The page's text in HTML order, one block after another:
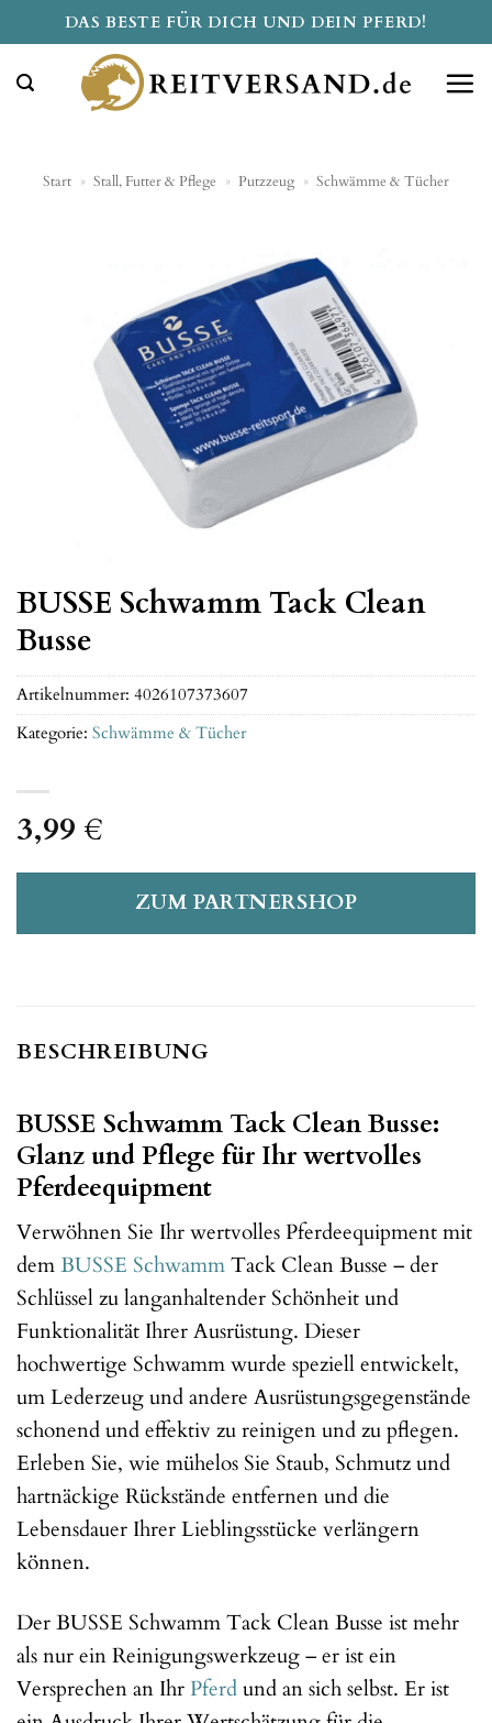
Inhalt
springen
DAS BESTE FÜR DICH UND DEIN PFERD!
Start » Stall, Futter & Pflege » Putzzeug » Schwämme & Tücher
BUSSE Schwamm Tack Clean
Busse
3,99 €
ZUM PARTNERSHOP
Artikelnummer: 4026107373607
Kategorie: Schwämme & Tücher
BESCHREIBUNG
BUSSE Schwamm Tack Clean Busse:
Glanz und Pflege für Ihr wertvolles
Pferdeequipment
Verwöhnen Sie Ihr wertvolles Pferdeequipment mit
demBUSSE SchwammTack Clean Busse – der
Schlüssel zu langanhaltender Schönheit und
Funktionalität Ihrer Ausrüstung. Dieser
hochwertige Schwamm wurde speziell entwickelt,
um Lederzeug und andere Ausrüstungsgegenstände
schonend und effektiv zu reinigen und zu pflegen.
Erleben Sie, wie mühelos Sie Staub, Schmutz und
hartnäckige Rückstände entfernen und die
Lebensdauer Ihrer Lieblingsstücke verlängern
können.
Der BUSSE Schwamm Tack Clean Busse ist mehr
als nur ein Reinigungswerkzeug – er ist ein
Versprechen an IhrPferdund an sich selbst. Er ist